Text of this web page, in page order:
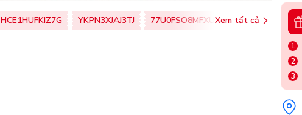
HCE1HUFKIZ7G YKPN3XJAJ3TJ 77U0FSO8MFXU Xem tất cả